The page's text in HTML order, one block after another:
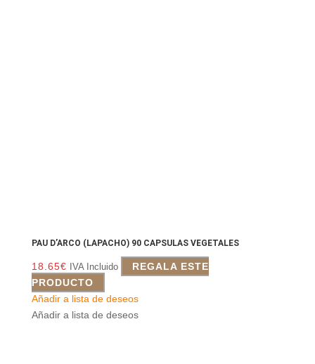
PAU D’ARCO (LAPACHO) 90 CAPSULAS VEGETALES
18.65€ IVA Incluido
REGALA ESTE
PRODUCTO
Añadir a lista de deseos
Añadir a lista de deseos